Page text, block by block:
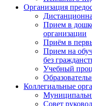
Организация
Прием в
организации
Приём в
Прием на
без
Учебный
Коллегиальные
Совет